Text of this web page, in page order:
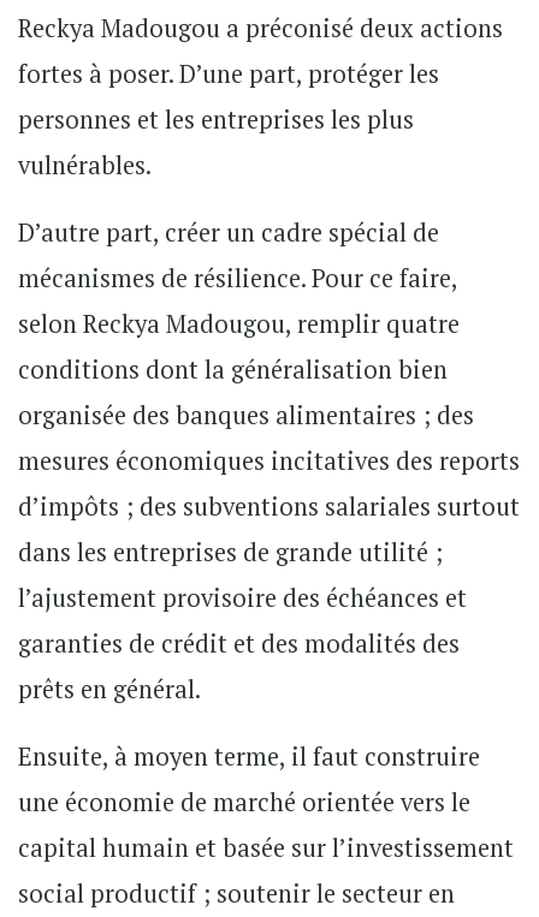
Reckya Madougou a préconisé deux actions
fortes à poser. D’une part, protéger les
personnes et les entreprises les plus
vulnérables.
D’autre part, créer un cadre spécial de
mécanismes de résilience. Pour ce faire,
selon Reckya Madougou, remplir quatre
conditions dont la généralisation bien
organisée des banques alimentaires ; des
mesures économiques incitatives des reports
d’impôts ; des subventions salariales surtout
dans les entreprises de grande utilité ;
l’ajustement provisoire des échéances et
garanties de crédit et des modalités des
prêts en général.
Ensuite, à moyen terme, il faut construire
une économie de marché orientée vers le
capital humain et basée sur l’investissement
social productif ; soutenir le secteur en